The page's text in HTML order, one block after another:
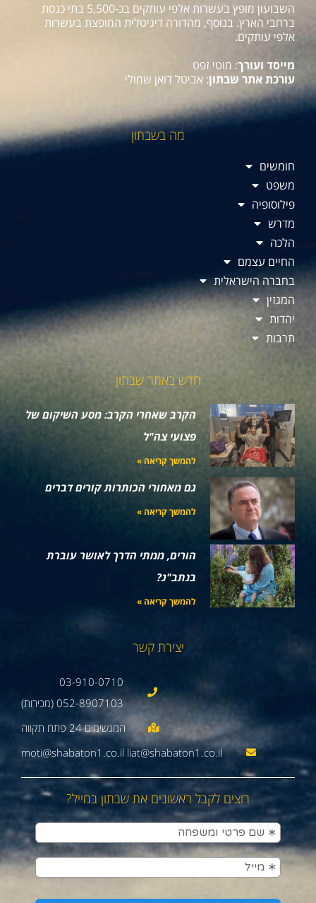
השבועון מופץ בעשרות אלפי עותקים בכ-5,500 בתי כנסת
ברחבי הארץ. בנוסף, מהדורה דיגיטלית המופצת בעשרות
אלפי עותקים.
מייסד ועורך: מוטי זפט
עורכת אתר שבתון: אביטל דואן שמולי
מה בשבתון
חומשים
משפט
פילוסופיה
מדרש
הלכה
החיים עצמם
בחברה הישראלית
המגזין
יהדות
תרבות
חדש באתר שבתון
הקרב שאחרי הקרב: מסע השיקום של
פצועי צה"ל
להמשך קריאה »
גם מאחורי הכותרות קורים דברים
להמשך קריאה »
הורים, ממתי הדרך לאושר עוברת
בנתב"ג?
להמשך קריאה »
יצירת קשר
03-910-0710
052-8907103 (מכירות)
moti@shabaton1.co.il liat@shabaton1.co.il
רוצים לקבל ראשונים את שבתון במייל?